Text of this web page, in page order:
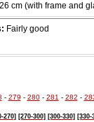
cm (with frame and
Fairly good
- 279 - 280- 281 - 282 -
270] [270-300] [300-330] [330-